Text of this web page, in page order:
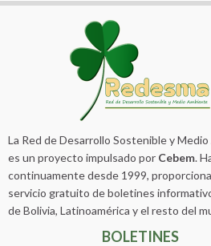
La Red de Desarrollo Sostenible y
es un proyecto impulsado por Cebem.
continuamente desde 1999,
servicio gratuito de boletines
de Bolivia, Latinoamérica y el resto del
BOLETINES